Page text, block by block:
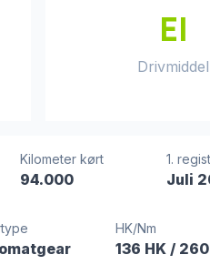
El
Drivmiddel
Kilometer kørt
94.000
1.
Juli
HK/Nm
136 HK /